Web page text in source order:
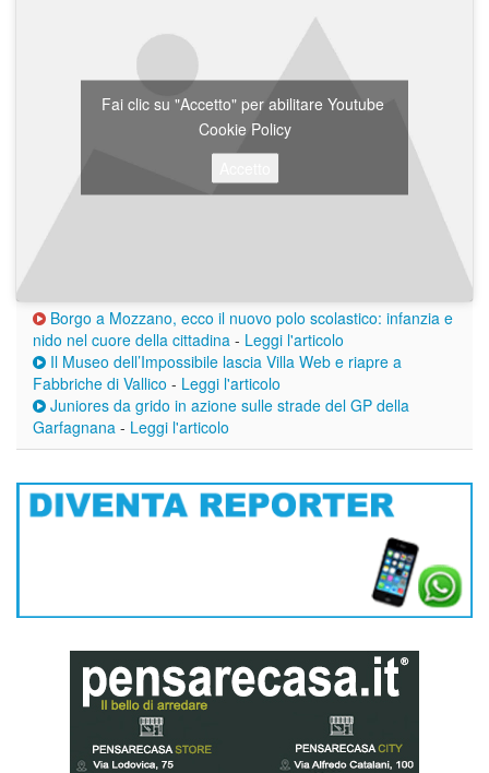
Fai clic su "Accetto" per abilitare Youtube
Cookie Policy
Borgo a Mozzano, ecco il nuovo polo scolastico: infanzia e
nido nel cuore della cittadina - Leggi l'articolo
Il Museo dell’Impossibile lascia Villa Web e riapre a
Fabbriche di Vallico - Leggi l'articolo
Juniores da grido in azione sulle strade del GP della
Garfagnana - Leggi l'articolo